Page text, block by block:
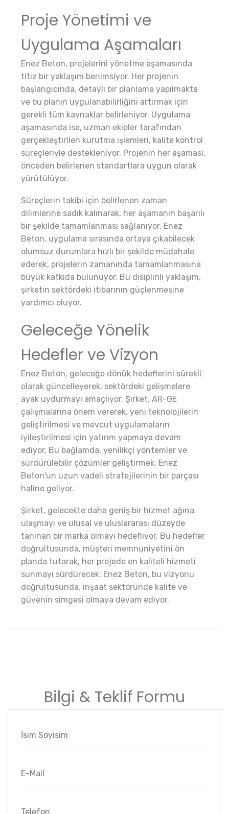
Proje Yönetimi ve
Uygulama Aşamaları
Enez Beton, projelerini yönetme aşamasında
titiz bir yaklaşım benimsiyor. Her projenin
başlangıcında, detaylı bir planlama yapılmakta
ve bu planın uygulanabilirliğini artırmak için
gerekli tüm kaynaklar belirleniyor. Uygulama
aşamasında ise, uzman ekipler tarafından
gerçekleştirilen kurutma işlemleri, kalite kontrol
süreçleriyle destekleniyor. Projenin her aşaması,
önceden belirlenen standartlara uygun olarak
yürütülüyor.
Süreçlerin takibi için belirlenen zaman
dilimlerine sadık kalınarak, her aşamanın başarılı
bir şekilde tamamlanması sağlanıyor. Enez
Beton, uygulama sırasında ortaya çıkabilecek
olumsuz durumlara hızlı bir şekilde müdahale
ederek, projelerin zamanında tamamlanmasına
büyük katkıda bulunuyor. Bu disiplinli yaklaşım,
şirketin sektördeki itibarının güçlenmesine
yardımcı oluyor.
Geleceğe Yönelik
Hedefler ve Vizyon
Enez Beton, geleceğe dönük hedeflerini sürekli
olarak güncelleyerek, sektördeki gelişmelere
ayak uydurmayı amaçlıyor. Şirket, AR-GE
çalışmalarına önem vererek, yeni teknolojilerin
geliştirilmesi ve mevcut uygulamaların
iyileştirilmesi için yatırım yapmaya devam
ediyor. Bu bağlamda, yenilikçi yöntemler ve
sürdürülebilir çözümler geliştirmek, Enez
Beton'un uzun vadeli stratejilerinin bir parçası
haline geliyor.
Şirket, gelecekte daha geniş bir hizmet ağına
ulaşmayı ve ulusal ve uluslararası düzeyde
tanınan bir marka olmayı hedefliyor. Bu hedefler
doğrultusunda, müşteri memnuniyetini ön
planda tutarak, her projede en kaliteli hizmeti
sunmayı sürdürecek. Enez Beton, bu vizyonu
doğrultusunda, inşaat sektöründe kalite ve
güvenin simgesi olmaya devam ediyor.
Bilgi & Teklif Formu